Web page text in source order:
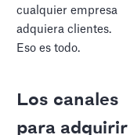
cualquier empresa
adquiera clientes.
Eso es todo.
Los canales
para adquirir